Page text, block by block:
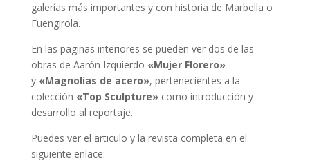
galerías más importantes y con historia de Marbella o
Fuengirola.
En las paginas interiores se pueden ver dos de las
obras de Aarón Izquierdo «Mujer Florero»
y «Magnolias de acero», pertenecientes a la
colección «Top Sculpture»como introducción y
desarrollo al reportaje.
Puedes ver el articulo y la revista completa en el
siguiente enlace: